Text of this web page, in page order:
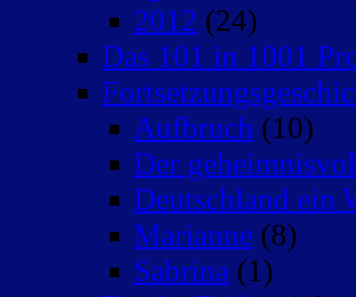
2012 (24)
Das 101 in 1001
Aufbruch (10)
Der
Deutschland ein
Marianne (8)
Sabrina (1)